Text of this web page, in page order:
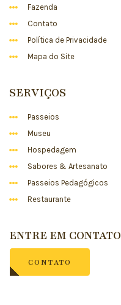
Fazenda
Contato
Política de Privacidade
Mapa do Site
SERVIÇOS
Passeios
Museu
Hospedagem
Sabores & Artesanato
Passeios Pedagógicos
Restaurante
ENTRE EM CONTATO
CONTATO